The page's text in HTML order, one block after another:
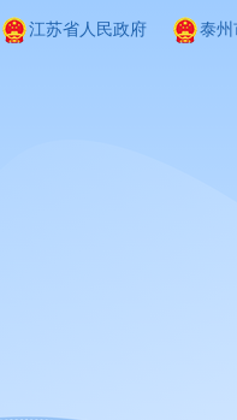
江苏省人民政府 泰州